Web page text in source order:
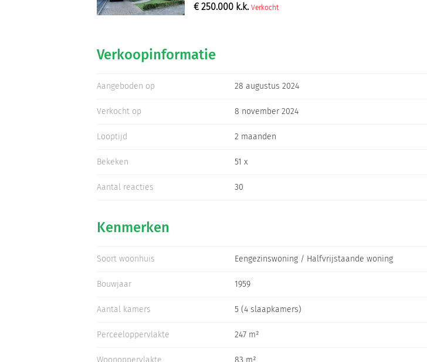
€250.000 k.k. Verkocht
Verkoopinformatie
Aangeboden op 28 augustus 2024
Verkocht op 8 november 2024
Looptijd 2 maanden
Bekeken 51 x
Aantal reacties 30
Kenmerken
Soort woonhuis Eengezinswoning / Halfvrijstaande woning
Bouwjaar 1959
Aantal kamers 5 (4 slaapkamers)
Perceeloppervlakte 247 m²
Woonoppervlakte 83 m²